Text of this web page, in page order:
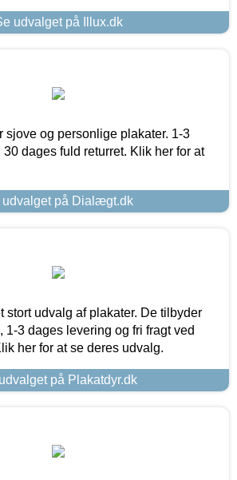
udvalget på Illux.dk
og personlige plakater. 1-3
dages fuld returret. Klik her for at
udvalget på Dialægt.dk
stort udvalg af plakater. De tilbyder
1-3 dages levering og fri fragt ved
her for at se deres udvalg.
på Plakatdyr.dk